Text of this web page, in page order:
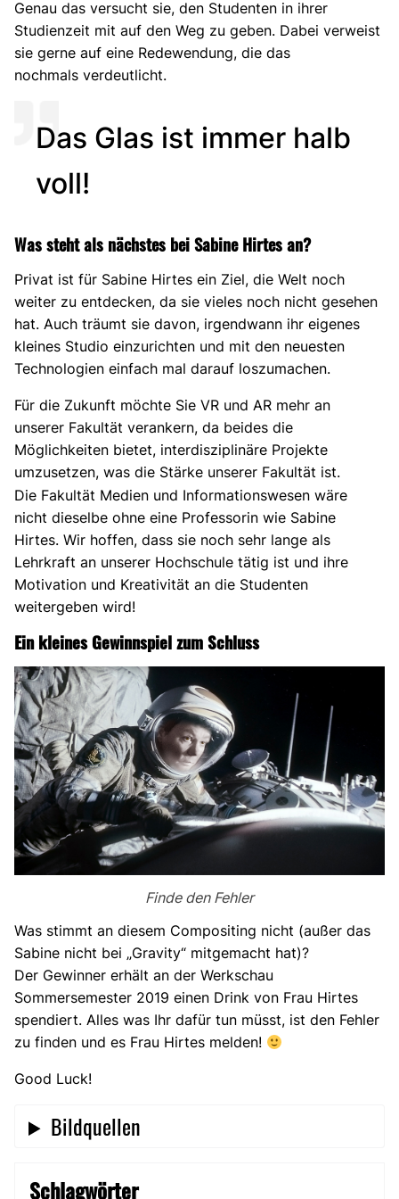
Genau das versucht sie, den Studenten in ihrer
Studienzeit mit auf den Weg zu geben. Dabei verweist
sie gerne auf eine Redewendung, die das
nochmals verdeutlicht.
Das Glas ist immer halb
voll!
Was steht als nächstes bei Sabine Hirtes an?
Privat ist für Sabine Hirtes ein Ziel, die Welt noch
weiter zu entdecken, da sie vieles noch nicht gesehen
hat. Auch träumt sie davon, irgendwann ihr eigenes
kleines Studio einzurichten und mit den neuesten
Technologien einfach mal darauf loszumachen.
Für die Zukunft möchte Sie VR und AR mehr an
unserer Fakultät verankern, da beides die
Möglichkeiten bietet, interdisziplinäre Projekte
umzusetzen, was die Stärke unserer Fakultät ist.
Die Fakultät Medien und Informationswesen wäre
nicht dieselbe ohne eine Professorin wie Sabine
Hirtes. Wir hoffen, dass sie noch sehr lange als
Lehrkraft an unserer Hochschule tätig ist und ihre
Motivation und Kreativität an die Studenten
weitergeben wird!
Ein kleines Gewinnspiel zum Schluss
Finde den Fehler
Was stimmt an diesem Compositing nicht (außer das
Sabine nicht bei „Gravity“ mitgemacht hat)?
Der Gewinner erhält an der Werkschau
Sommersemester 2019 einen Drink von Frau Hirtes
spendiert. Alles was Ihr dafür tun müsst, ist den Fehler
zu finden und es Frau Hirtes melden!
Good Luck!
Bildquellen
Schlagwörter